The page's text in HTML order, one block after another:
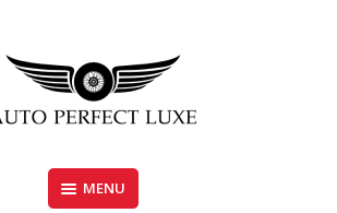
AUTO PERFECT LUXE
MENU